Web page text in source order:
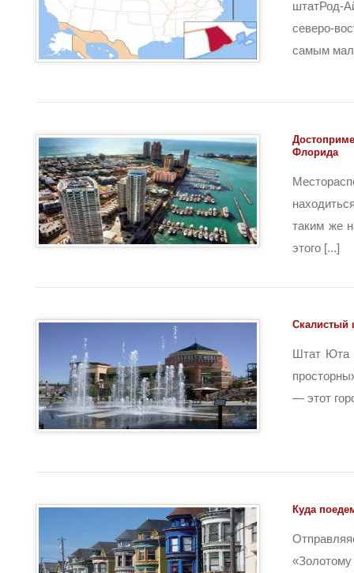
северо-
самым
Флорида
таким же
этого [...]
Скалистый
Штат Юта
— этот
Куда